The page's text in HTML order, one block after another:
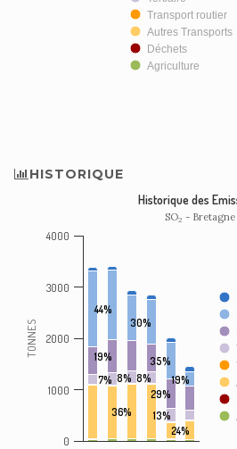
Transport routier
Autres Transports
Déchets
Agriculture
HISTORIQUE
SO2 - Bretagne
TONNES
Historique des
44%
30%
35%
19%
19%
29%
7% 8% 8%
13%
36%
24%
0
1000
2000
3000
4000